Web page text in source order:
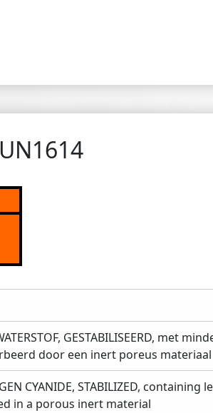
GESTABILISEERD, met
door een inert poreus materiaal
CYANIDE, STABILIZED, containing
in a porous inert material